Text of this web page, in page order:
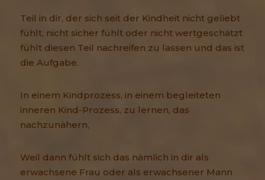
Teil in dir, der sich seit der Kindheit nicht geliebt
fühlt, nicht sicher fühlt oder nicht wertgeschätzt
fühlt diesen Teil nachreifen zu lassen und das ist
die Aufgabe.
In einem Kindprozess, in einem begleiteten
inneren Kind-Prozess, zu lernen, das
nachzunähern,
Weil dann fühlt sich das nämlich in dir als
erwachsene Frau oder als erwachsener Mann